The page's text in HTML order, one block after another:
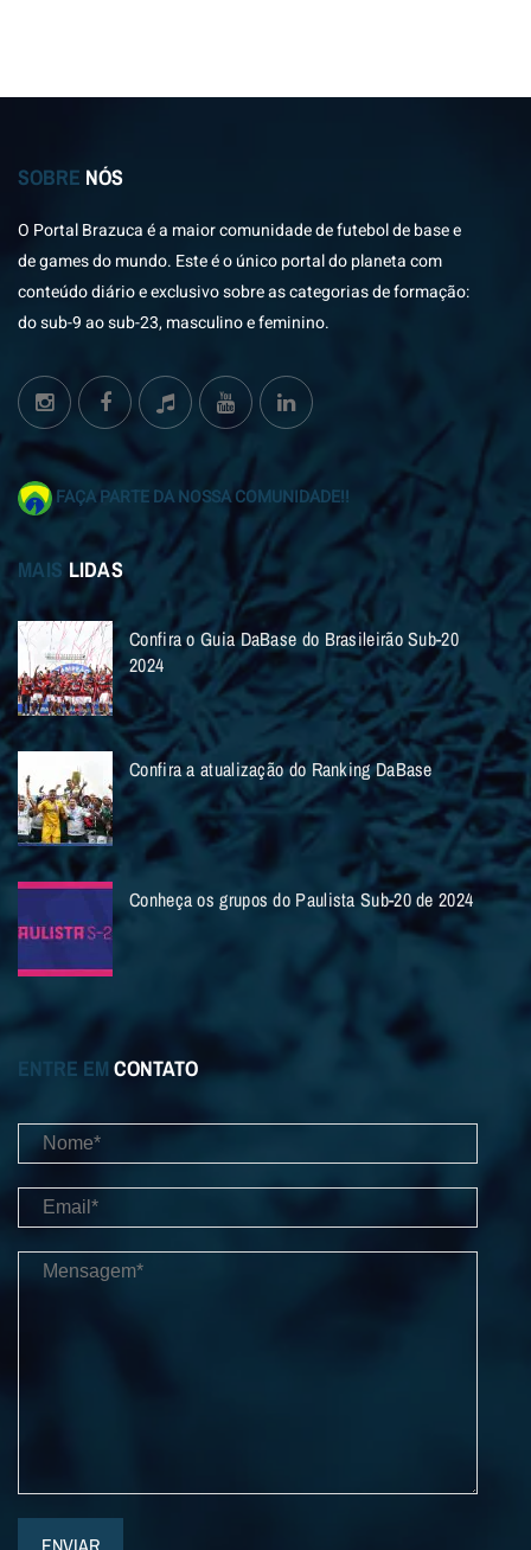
SOBRE NÓS
O Portal Brazuca é a maior comunidade de futebol de base e
de games do mundo. Este é o único portal do planeta com
conteúdo diário e exclusivo sobre as categorias de formação:
do sub-9 ao sub-23, masculino e feminino.
FAÇA PARTE DA NOSSA COMUNIDADE!!
MAIS LIDAS
Confira o Guia DaBase do Brasileirão Sub-20
2024
Confira a atualização do Ranking DaBase
Conheça os grupos do Paulista Sub-20 de 2024
ENTRE EM CONTATO